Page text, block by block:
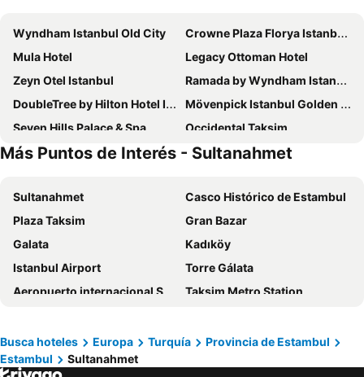
Wyndham Istanbul Old City
Crowne Plaza Florya Istanbul, an IHG Hotel
Mula Hotel
Legacy Ottoman Hotel
Zeyn Otel Istanbul
Ramada by Wyndham Istanbul Pera
DoubleTree by Hilton Hotel Istanbul - Sirkeci
Mövenpick Istanbul Golden Horn
Seven Hills Palace & Spa
Occidental Taksim
Ag Şişli Hotel
Crowne Plaza Istanbul - Old City by IHG
Ciragan Palace Kempinski Istanbul
Boss Hotel Sultanahmet
Villa Pera Suite Hotel
Holiday Inn Istanbul - Old City By Ihg
DoubleTree by Hilton Hotel Istanbul - Old Town
Eresin Hotels Topkapi
Ayasultan Hotel
Pera Palace Hotel
Ramada Encore by Wyndham Istanbul Bayrampasa
Istanbul Royal Hotel
Atlantis Royal Hotel
Skalion Hotel
JW Marriott Hotel Istanbul Marmara Sea
Más Puntos de Interés - Sultanahmet
Sultanahmet
Casco Histórico de Estambul
Plaza Taksim
Gran Bazar
Galata
Kadıköy
Istanbul Airport
Torre Gálata
Aeropuerto internacional Sabiha Gökcen
Taksim Metro Station
Fatih
Bosphorus Bridge
Istanbul European Side
Busca hoteles Europa Turquía
Provincia de Estambul
Estambul
Sultanahmet